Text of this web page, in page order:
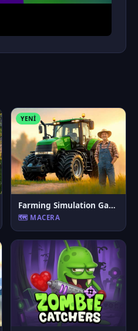
YENI
Farming Simulation Game
🗺️ MACERA